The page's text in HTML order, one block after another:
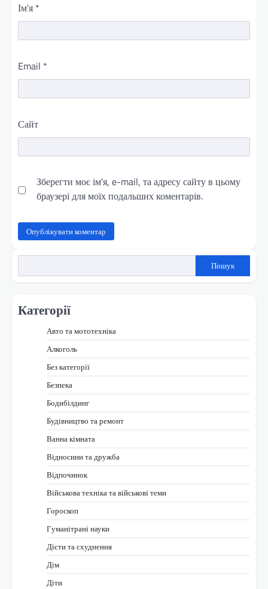
Ім'я *
Email *
Сайт
Зберегти моє ім'я, e-mail, та адресу сайту в цьому
браузері для моїх подальших коментарів.
Пошук
Категорії
Авто та мототехніка
Алкоголь
Без категорії
Безпека
Бодибілдинг
Будівництво та ремонт
Ванна кімната
Відносини та дружба
Відпочинок
Військова техніка та військові теми
Гороскоп
Гуманітрані науки
Дієти та схуднення
Дім
Діти